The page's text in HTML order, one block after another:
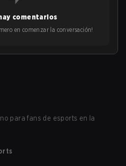
comentarios
en comenzar la conversación!
para fans de esports en la